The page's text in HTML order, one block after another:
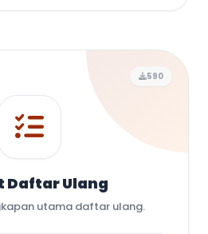
590
Daftar Ulang
utama daftar ulang.